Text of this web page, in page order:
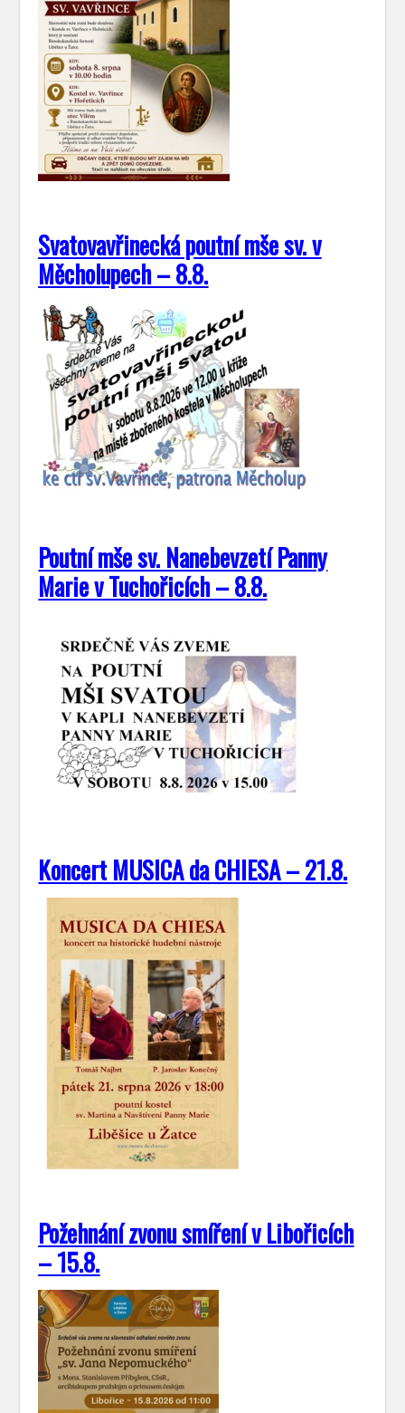
Svatovavřinecká poutní mše sv. v
Měcholupech – 8.8.
Poutní mše sv. Nanebevzetí Panny
Marie v Tuchořicích – 8.8.
Koncert MUSICA da CHIESA – 21.8.
Požehnání zvonu smíření v Libořicích
– 15.8.